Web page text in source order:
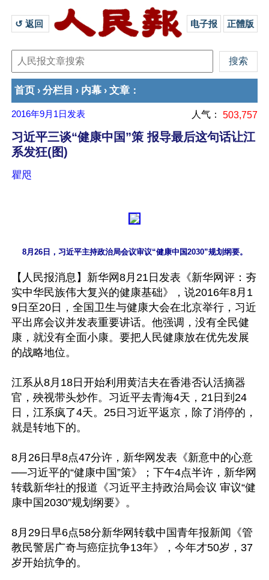
↺ 返回 电子报 正體版
首页 › 分栏目 › 内幕 › 文章 ：
2016年9月1日 发表 人气： 503,757
习近平三谈“健康中国”策 报导最后这句话让江
系发狂(图)
瞿咫
8月26日，习近平主持政治局会议审议“健康中国2030”规划纲要。
【人民报消息】新华网8月21日发表《新华网评：夯
实中华民族伟大复兴的健康基础》，说2016年8月1
9日至20日，全国卫生与健康大会在北京举行，习近
平出席会议并发表重要讲话。他强调，没有全民健
康，就没有全面小康。要把人民健康放在优先发展
的战略地位。
江系从8月18日开始利用黄洁夫在香港否认活摘器
官，殃视带头炒作。习近平去青海4天，21日到24
日，江系疯了4天。25日习近平返京，除了消停的，
就是转地下的。
8月26日早8点47分许，新华网发表《新意中的心意
──习近平的“健康中国”策》；下午4点半许，新华网
转载新华社的报道《习近平主持政治局会议 审议“健
康中国2030”规划纲要》。
8月29日早6点58分新华网转载中国青年报新闻《管
教民警居广奇与癌症抗争13年》，今年才50岁，37
岁开始抗争的。